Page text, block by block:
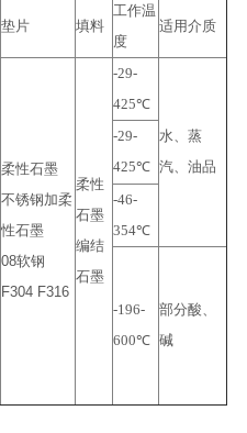
垫片 填料
工作温
度
适用介质
柔性石墨
不锈钢加柔
性石墨
08软钢
F304 F316
柔性
石墨
编结
石墨
-29-
425℃
水、蒸
汽、油品
-29-
425℃
-46-
354℃
-196-
600℃
部分酸、
碱